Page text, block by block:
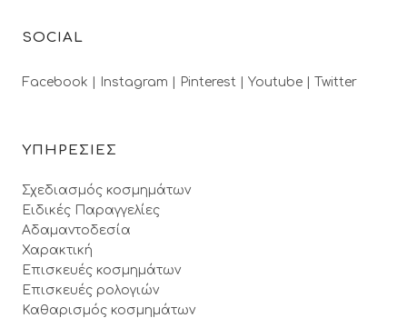
SOCIAL
Facebook | Instagram | Pinterest | Youtube | Twitter
ΥΠΗΡΕΣΙΕΣ
Σχεδιασμός κοσμημάτων
Ειδικές Παραγγελίες
Αδαμαντοδεσία
Χαρακτική
Επισκευές κοσμημάτων
Επισκευές ρολογιών
Καθαρισμός κοσμημάτων